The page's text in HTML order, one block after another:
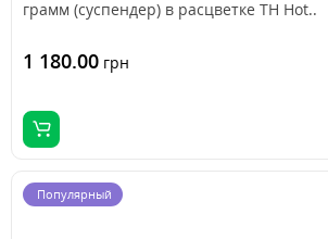
грамм (суспендер) в расцветке TH Hot..
1 180.00 грн
Популярный